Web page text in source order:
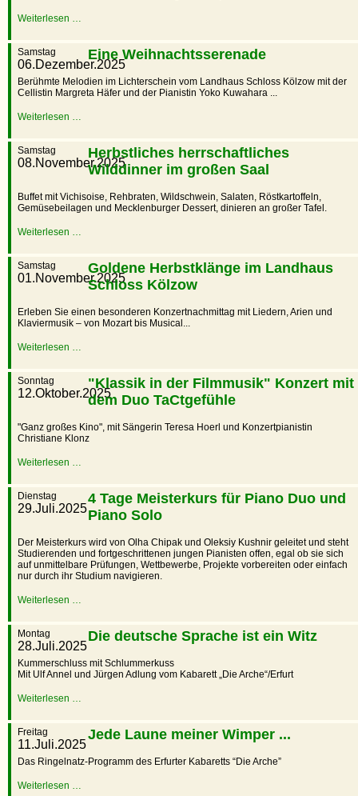
Weiterlesen …
Samstag
06.Dezember.2025
Eine Weihnachtsserenade
Berühmte Melodien im Lichterschein vom Landhaus Schloss Kölzow mit der
Cellistin Margreta Häfer und der Pianistin Yoko Kuwahara ...
Weiterlesen …
Samstag
08.November.2025
Herbstliches herrschaftliches
Wilddinner im großen Saal
Buffet mit Vichisoise, Rehbraten, Wildschwein, Salaten, Röstkartoffeln,
Gemüsebeilagen und Mecklenburger Dessert, dinieren an großer Tafel.
Weiterlesen …
Samstag
01.November.2025
Goldene Herbstklänge im Landhaus
Schloss Kölzow
Erleben Sie einen besonderen Konzertnachmittag mit Liedern, Arien und
Klaviermusik – von Mozart bis Musical...
Weiterlesen …
Sonntag
12.Oktober.2025
"Klassik in der Filmmusik" Konzert mit
dem Duo TaCtgefühle
"Ganz großes Kino", mit Sängerin Teresa Hoerl und Konzertpianistin
Christiane Klonz
Weiterlesen …
Dienstag
29.Juli.2025
4 Tage Meisterkurs für Piano Duo und
Piano Solo
Der Meisterkurs wird von Olha Chipak und Oleksiy Kushnir geleitet und steht
Studierenden und fortgeschrittenen jungen Pianisten offen, egal ob sie sich
auf unmittelbare Prüfungen, Wettbewerbe, Projekte vorbereiten oder einfach
nur durch ihr Studium navigieren.
Weiterlesen …
Montag
28.Juli.2025
Die deutsche Sprache ist ein Witz
Kummerschluss mit Schlummerkuss
Mit Ulf Annel und Jürgen Adlung vom Kabarett „Die Arche“/Erfurt
Weiterlesen …
Freitag
11.Juli.2025
Jede Laune meiner Wimper ...
Das Ringelnatz-Programm des Erfurter Kabaretts “Die Arche”
Weiterlesen …